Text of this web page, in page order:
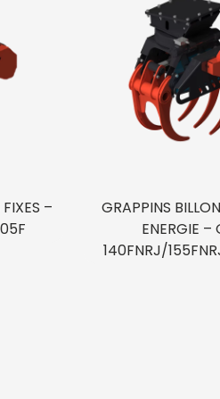
–
GRAPPINS
ENERGIE –
140FNRJ/